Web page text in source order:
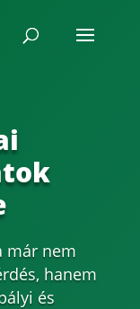
már nem
hanem
és